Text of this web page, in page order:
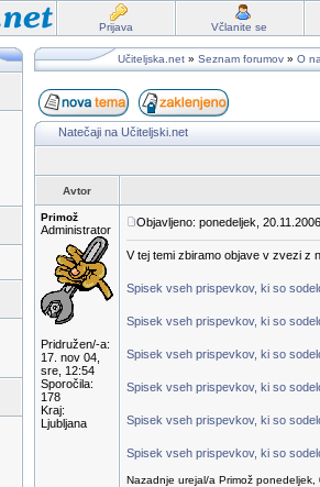
Prijava Včlanite se
Učiteljska.net » Seznam forumov » O
Natečaji na Učiteljski.net
Avtor
Primož
Administrator
Pridružen/-a:
17. nov 04,
sre, 12:54
Sporočila:
178
Kraj:
Ljubljana
Objavljeno: ponedeljek,
V tej temi zbiramo objave v zvezi z
Spisek vseh prispevkov, ki so
Spisek vseh prispevkov, ki so
Spisek vseh prispevkov, ki so
Spisek vseh prispevkov, ki so
Spisek vseh prispevkov, ki so
Spisek vseh prispevkov, ki so
Nazadnje urejal/a Primož